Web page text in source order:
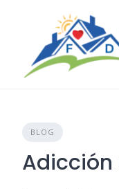
BLOG
Adicción